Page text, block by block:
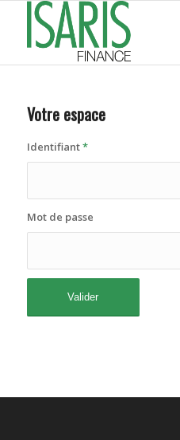
Votre espace
Identifiant*
Mot de passe